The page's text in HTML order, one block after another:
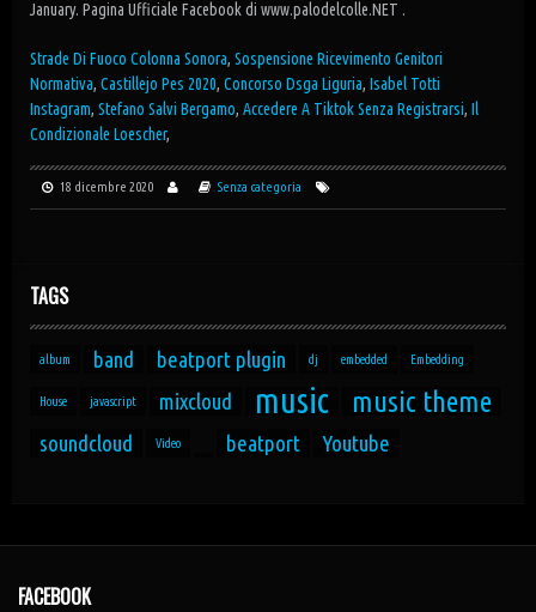
Strade Di Fuoco Colonna Sonora, Sospensione Ricevimento Genitori
Normativa, Castillejo Pes 2020, Concorso Dsga Liguria, Isabel Totti
Instagram, Stefano Salvi Bergamo, Accedere A Tiktok Senza Registrarsi, Il
Condizionale Loescher,
18 dicembre 2020 Senza categoria
TAGS
album band beatport plugin dj embedded Embedding
House javascript mixcloud music music theme
soundcloud Video beatport Youtube
FACEBOOK